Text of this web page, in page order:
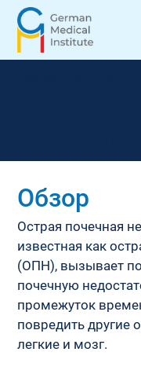
Обзор
Острая почечная
известная как
(ОПН), вызывает
почечную
промежуток
повредить другие
легкие и мозг.